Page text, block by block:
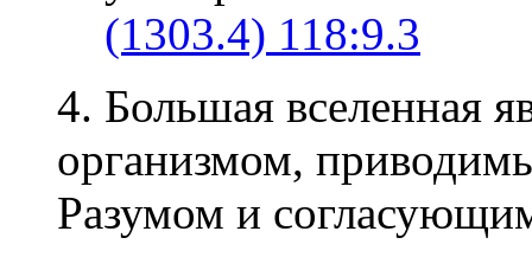
(1303.4) 118:9.3
4. Большая вселенная
организмом,
Разумом и